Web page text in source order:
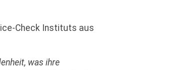
Check Instituts aus
was ihre